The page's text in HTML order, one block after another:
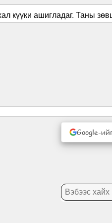
күүки ашигладаг. Таны
Google-